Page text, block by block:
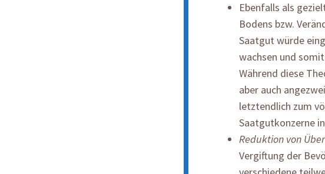
Ebenfalls als
Bodens bzw.
Saatgut würde
wachsen und
Während diese
aber auch
letztendlich zum
Saatgutkonzerne
Reduktion von
Vergiftung der